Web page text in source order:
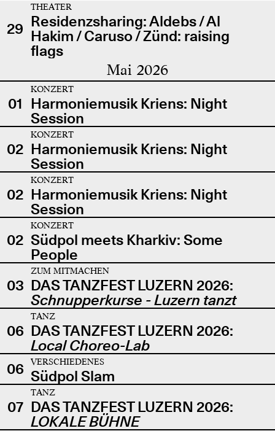
29
THEATER
Residenzsharing: Aldebs / Al
Hakim / Caruso / Zünd: raising
flags
Mai 2026
01
KONZERT
Harmoniemusik Kriens: Night
Session
02
KONZERT
Harmoniemusik Kriens: Night
Session
02
KONZERT
Harmoniemusik Kriens: Night
Session
02
KONZERT
Südpol meets Kharkiv: Some
People
03
ZUM MITMACHEN
DAS TANZFEST LUZERN 2026:
Schnupperkurse - Luzern tanzt
06
TANZ
DAS TANZFEST LUZERN 2026:
Local Choreo-Lab
06
VERSCHIEDENES
Südpol Slam
07
TANZ
DAS TANZFEST LUZERN 2026:
LOKALE BÜHNE